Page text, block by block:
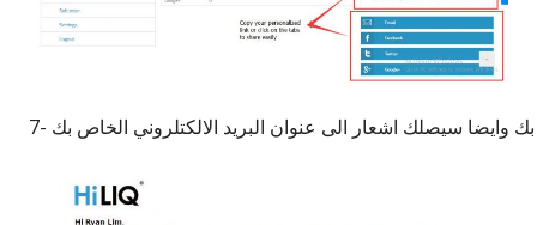
سيصلك اشعار الى عنوان البريد الالكتلروني الخاص بك